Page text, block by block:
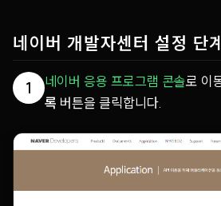
네이버 개발자센터 설정 단계
1 네이버 응용 프로그램 콘솔로 이
록 버튼을 클릭합니다.